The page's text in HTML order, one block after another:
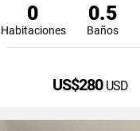
0
Habitaciones
0.5
Baños
US$280 USD